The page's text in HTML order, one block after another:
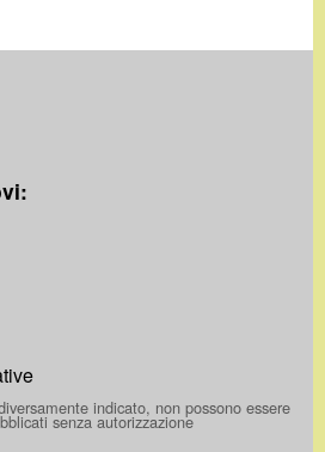
indicato, non possono essere
senza autorizzazione